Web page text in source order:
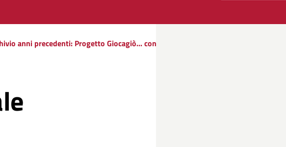
anni precedenti: Progetto Giocagiò... con